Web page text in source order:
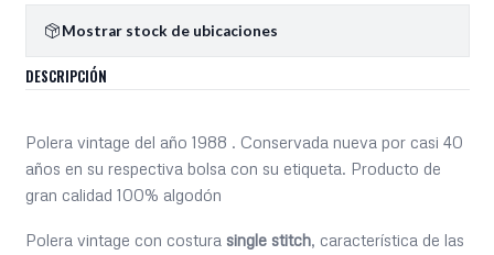
Mostrar stock de ubicaciones
DESCRIPCIÓN
Polera vintage del año 1988 . Conservada nueva por casi 40
años en su respectiva bolsa con su etiqueta. Producto de
gran calidad 100% algodón
Polera vintage con costura single stitch, característica de las